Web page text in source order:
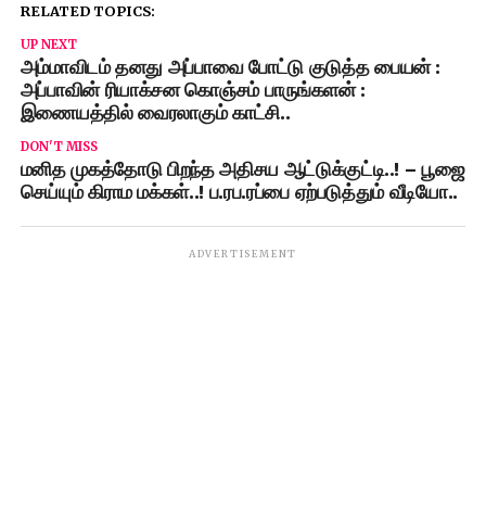
RELATED TOPICS:
UP NEXT
அம்மாவிடம் தனது அப்பாவை போட்டு குடுத்த பையன் :
அப்பாவின் ரியாக்சன கொஞ்சம் பாருங்களன் :
இணையத்தில் வைரலாகும் காட்சி..
DON'T MISS
மனித முகத்தோடு பிறந்த அதிசய ஆட்டுக்குட்டி..! – பூஜை
செய்யும் கிராம மக்கள்..! ப.ரப.ரப்பை ஏற்படுத்தும் வீடியோ..
ADVERTISEMENT